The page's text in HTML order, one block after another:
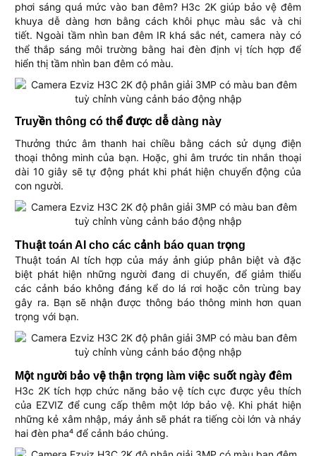
phơi sáng quá mức vào ban đêm? H3c 2K giúp bảo vệ đêm
khuya dễ dàng hơn bằng cách khôi phục màu sắc và chi
tiết. Ngoài tầm nhìn ban đêm IR khá sắc nét, camera này có
thể thắp sáng môi trường bằng hai đèn định vị tích hợp để
hiển thị tầm nhìn ban đêm có màu.
Truyền thông có thể được dễ dàng này
Thưởng thức âm thanh hai chiều bằng cách sử dụng điện
thoại thông minh của bạn. Hoặc, ghi âm trước tin nhắn thoại
dài 10 giây sẽ tự động phát khi phát hiện chuyển động của
con người.
Thuật toán AI cho các cảnh báo quan trọng
Thuật toán AI tích hợp của máy ảnh giúp phân biệt và đặc
biệt phát hiện những người đang di chuyển, để giảm thiểu
các cảnh báo không đáng kể do lá rơi hoặc côn trùng bay
gây ra. Bạn sẽ nhận được thông báo thông minh hơn quan
trọng với bạn.
Một người bảo vệ thận trọng làm việc suốt ngày đêm
H3c 2K tích hợp chức năng bảo vệ tích cực được yêu thích
của EZVIZ để cung cấp thêm một lớp bảo vệ. Khi phát hiện
những kẻ xâm nhập, máy ảnh sẽ phát ra tiếng còi lớn và nháy
hai đèn pha⁴ để cảnh báo chúng.